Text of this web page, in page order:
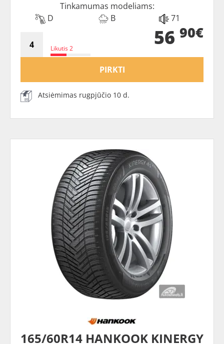
Tinkamumas modeliams:
D
B 71
Likutis 2 56 90€
PIRKTI
Atsiėmimas rugpjūčio 10 d.
165/60R14 HANKOOK KINERGY